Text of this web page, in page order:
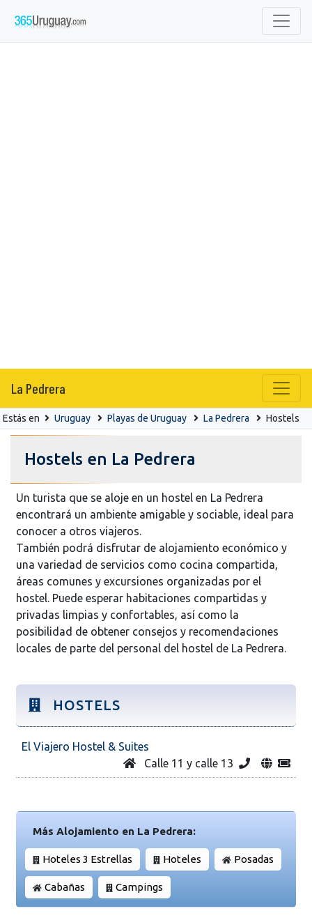
La Pedrera
Estás en Uruguay Playas de Uruguay La Pedrera Hostels
Hostels en La Pedrera
Un turista que se aloje en un hostel en La Pedrera
encontrará un ambiente amigable y sociable, ideal para
conocer a otros viajeros.
También podrá disfrutar de alojamiento económico y
una variedad de servicios como cocina compartida,
áreas comunes y excursiones organizadas por el
hostel. Puede esperar habitaciones compartidas y
privadas limpias y confortables, así como la
posibilidad de obtener consejos y recomendaciones
locales de parte del personal del hostel de La Pedrera.
HOSTELS
El Viajero Hostel & Suites
Calle 11 y calle 13
Más Alojamiento en La Pedrera:
Hoteles 3 Estrellas Hoteles Posadas
Cabañas Campings